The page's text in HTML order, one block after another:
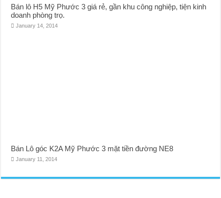
Bán lô H5 Mỹ Phước 3 giá rẻ, gần khu công nghiệp, tiện kinh
doanh phòng trọ.
January 14, 2014
Bán Lô góc K2A Mỹ Phước 3 mặt tiền đường NE8
January 11, 2014